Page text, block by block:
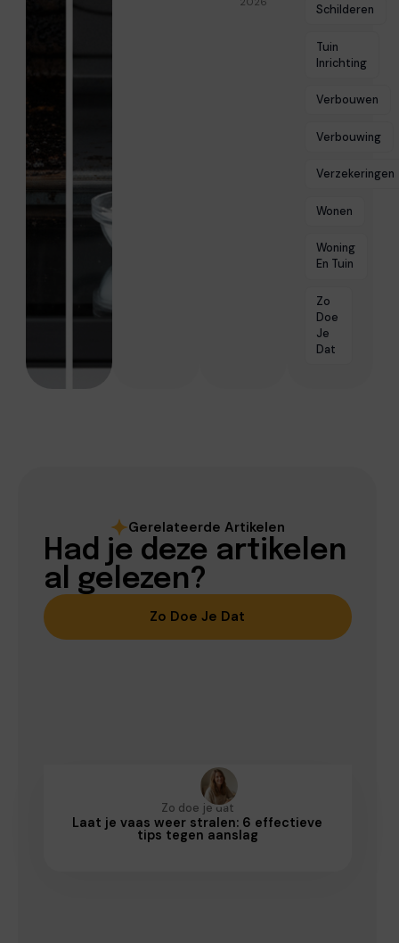
Schilderen
Tuin
Inrichting
Verbouwen
Verbouwing
Verzekeringen
Wonen
Woning
En Tuin
Zo
Doe
Je
Dat
Gerelateerde Artikelen
Had je deze artikelen
al gelezen?
Zo Doe Je Dat
Zo doe je dat
Laat je vaas weer stralen: 6 effectieve
tips tegen aanslag